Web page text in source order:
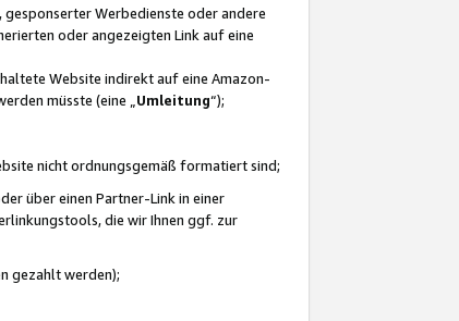
gesponserter Werbedienste oder andere
oder angezeigten Link auf eine
Website indirekt auf eine Amazon-
müsste (eine „ Umleitung“);
nicht ordnungsgemäß formatiert sind;
über einen Partner-Link in einer
die wir Ihnen ggf. zur
gezahlt werden);